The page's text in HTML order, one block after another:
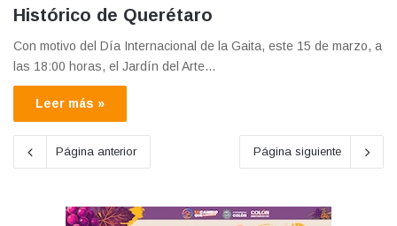
Histórico de Querétaro
Con motivo del Día Internacional de la Gaita, este 15 de marzo, a
las 18:00 horas, el Jardín del Arte…
Leer más »
Página anterior Página siguiente